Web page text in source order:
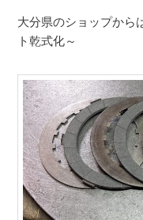
大分県のショップか
ト乾式化～